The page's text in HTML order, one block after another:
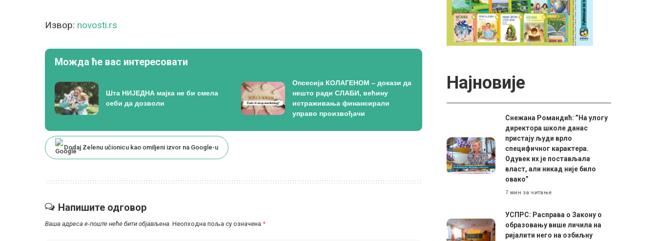
Извор: novosti.rs
Можда ће вас интересовати
Шта НИЈЕДНА мајка не би смела
себи да дозволи
Опсесија КОЛАГЕНОМ – докази да
нешто ради СЛАБИ, већину
истраживања финансирали
управо произвођачи
Dodaj Zelenu učionicu kao omiljeni izvor na Google-u
Напишите одговор
Ваша адреса е-поште неће бити објављена. Неопходна поља су означена *
Најновије
Снежана Романдић: ”На улогу
директора школе данас
пристају људи врло
специфичног карактера.
Одувек их је постављала
власт, али никад није било
овако”
7 мин за читање
УСПРС: Расправа о Закону о
образовању више личила на
ријалити него на озбиљну